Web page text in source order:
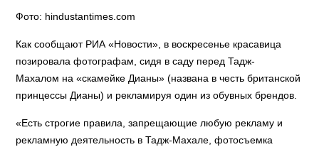
Фото: hindustantimes.com
Как сообщают РИА «Новости», в воскресенье красавица
позировала фотографам, сидя в саду перед Тадж-
Махалом на «скамейке Дианы» (названа в честь британской
принцессы Дианы) и рекламируя один из обувных брендов.
«Есть строгие правила, запрещающие любую рекламу и
рекламную деятельность в Тадж-Махале, фотосъемка